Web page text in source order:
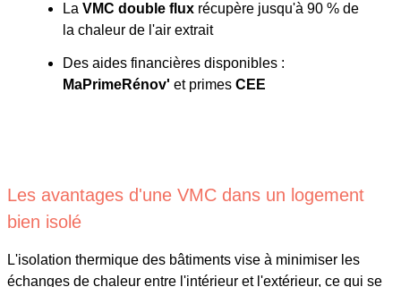
LaVMC double flux récupère jusqu'à 90 % de
la chaleur de l'air extrait
Des aides financières disponibles :
MaPrimeRénov' et primesCEE
Les avantages d'une VMC dans un logement
bien isolé
L'isolation thermique des bâtiments vise à minimiser les
échanges de chaleur entre l'intérieur et l'extérieur, ce qui se